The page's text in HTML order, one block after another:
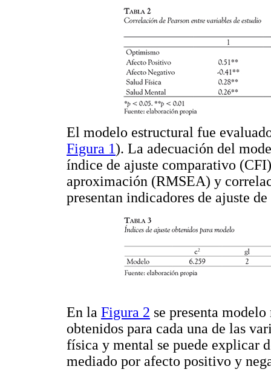
El modelo estructural fue
Figura 1). La adecuación del
índice de ajuste comparativo
aproximación (RMSEA) y
presentan indicadores de ajuste
En la Figura 2 se presenta
obtenidos para cada una de las
física y mental se puede explicar
mediado por afecto positivo y